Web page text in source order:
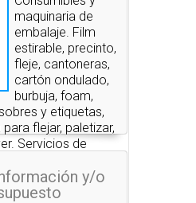
maquinaria de
embalaje. Film
estirable, precinto,
fleje, cantoneras,
cartón ondulado,
burbuja, foam,
y etiquetas,
flejar, paletizar,
Servicios de
y/o